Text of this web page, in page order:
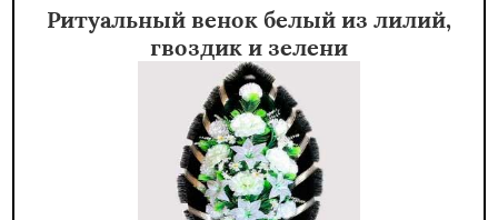
Ритуальный венок белый из лилий,
гвоздик и зелени